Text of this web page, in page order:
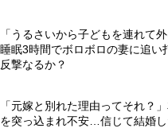
「うるさいから子どもを連れて
睡眠3時間でボロボロの妻に追
反撃なるか？
「元嫁と別れた理由ってそれ？
を突っ込まれ不安…信じて結婚